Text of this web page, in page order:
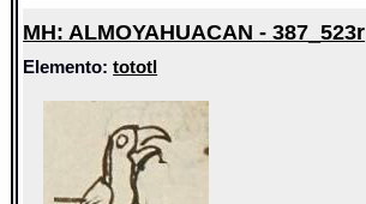
MH: ALMOYAHUACAN - 387_523r
Elemento:tototl